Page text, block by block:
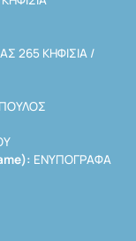
265 ΚΗΦΙΣΙΑ /
ΕΝΥΠΟΓΡΑΦΑ